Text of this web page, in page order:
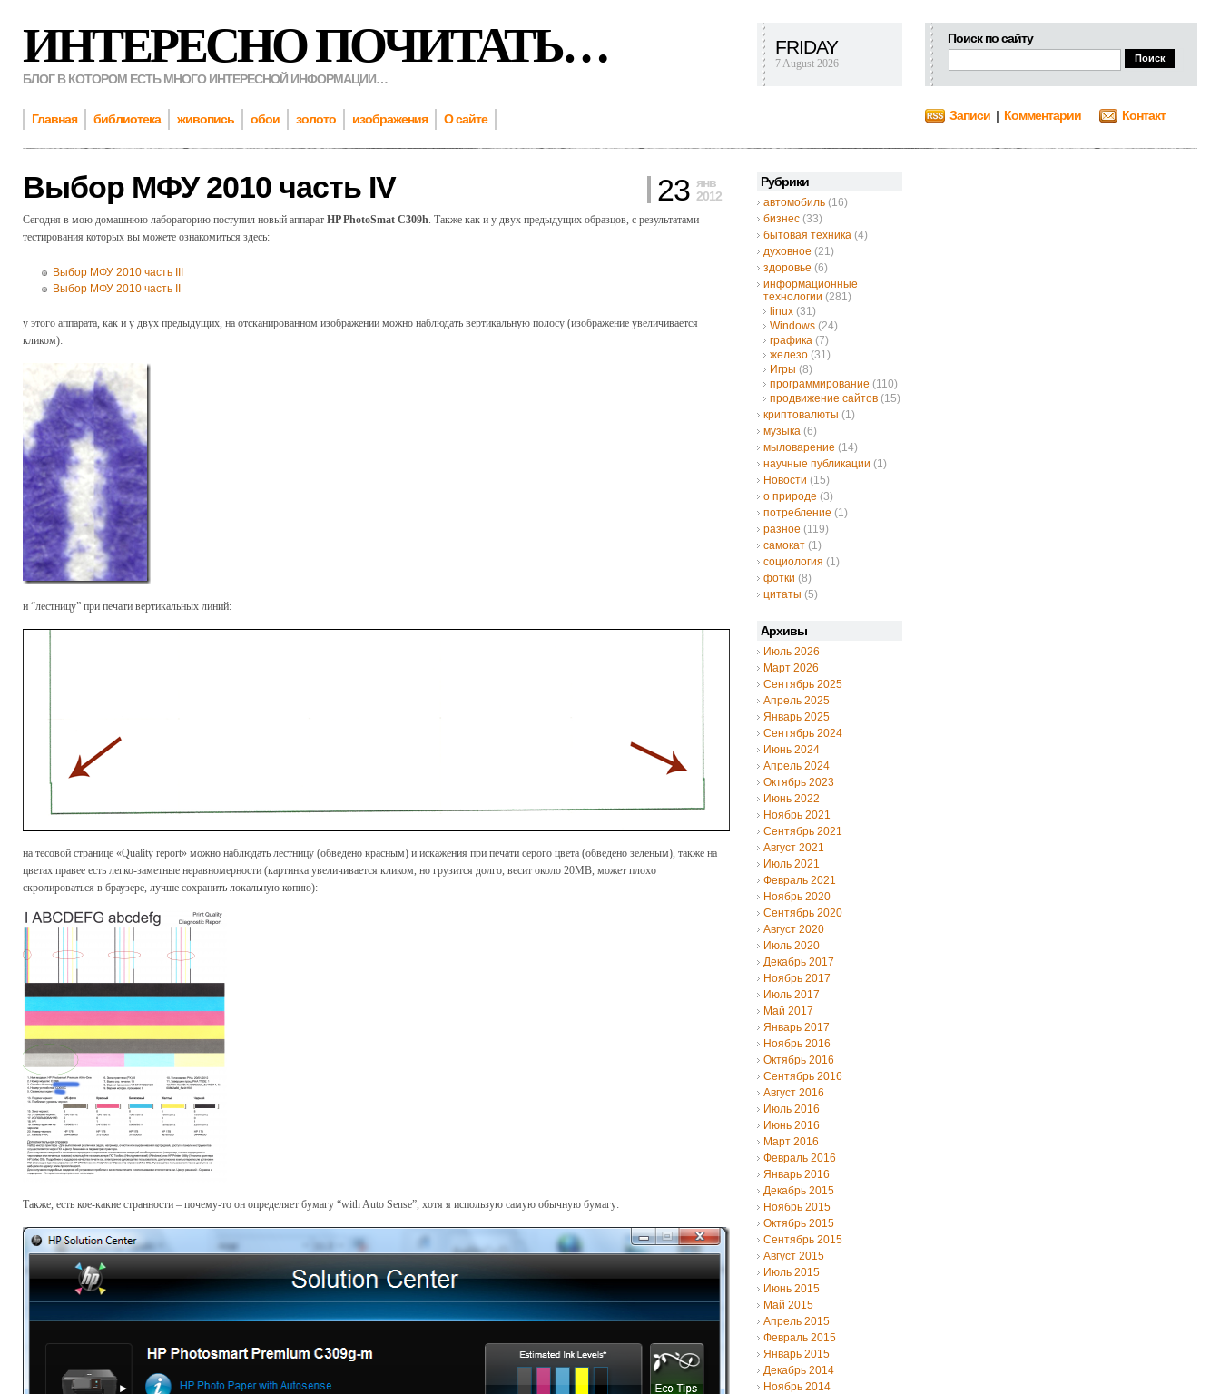
ИНТЕРЕСНО ПОЧИТАТЬ…
БЛОГ В КОТОРОМ ЕСТЬ МНОГО ИНТЕРЕСНОЙ ИНФОРМАЦИИ…
Поиск по сайту
FRIDAY
7 August 2026
Главная библиотека живопись обои золото изображения О сайте Записи | Комментарии Контакт
Рубрики
автомобиль (16)
бизнес (33)
бытовая техника (4)
духовное (21)
здоровье (6)
информационные
технологии (281)
linux (31)
Windows (24)
графика (7)
железо (31)
Игры (8)
программирование (110)
продвижение сайтов (15)
криптовалюты (1)
музыка (6)
мыловарение (14)
научные публикации (1)
Новости (15)
о природе (3)
потребление (1)
разное (119)
самокат (1)
социология (1)
фотки (8)
цитаты (5)
Архивы
Июль 2026
Март 2026
Сентябрь 2025
Апрель 2025
Январь 2025
Сентябрь 2024
Июнь 2024
Апрель 2024
Октябрь 2023
Июнь 2022
Ноябрь 2021
Сентябрь 2021
Август 2021
Июль 2021
Февраль 2021
Ноябрь 2020
Сентябрь 2020
Август 2020
Июль 2020
Декабрь 2017
Ноябрь 2017
Июль 2017
Май 2017
Январь 2017
Ноябрь 2016
Октябрь 2016
Сентябрь 2016
Август 2016
Июль 2016
Июнь 2016
Март 2016
Февраль 2016
Январь 2016
Декабрь 2015
Ноябрь 2015
Октябрь 2015
Сентябрь 2015
Август 2015
Июль 2015
Июнь 2015
Май 2015
Апрель 2015
Февраль 2015
Январь 2015
Декабрь 2014
Ноябрь 2014
Выбор МФУ 2010 часть IV 23 янв
2012
Сегодня в мою домашнюю лабораторию поступил новый аппарат HP PhotoSmat C309h. Также как и у двух предыдущих образцов, с результатами
тестирования которых вы можете ознакомиться здесь:
Выбор МФУ 2010 часть III
Выбор МФУ 2010 часть II
у этого аппарата, как и у двух предыдущих, на отсканированном изображении можно наблюдать вертикальную полосу (изображение увеличивается
кликом):
и “лестницу” при печати вертикальных линий:
на тесовой странице «Quality report» можно наблюдать лестницу (обведено красным) и искажения при печати серого цвета (обведено зеленым), также на
цветах правее есть легко-заметные неравномерности (картинка увеличивается кликом, но грузится долго, весит около 20MB, может плохо
скролироваться в браузере, лучше сохранить локальную копию):
Также, есть кое-какие странности – почему-то он определяет бумагу “with Auto Sense”, хотя я использую самую обычную бумагу: